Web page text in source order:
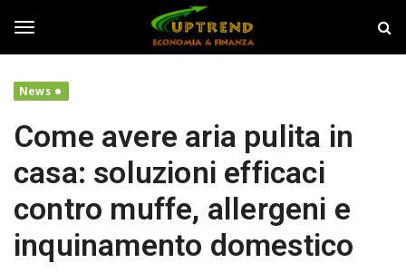
o
g
e
n
News
Come avere aria pulita in
casa: soluzioni efficaci
contro muffe, allergeni e
inquinamento domestico